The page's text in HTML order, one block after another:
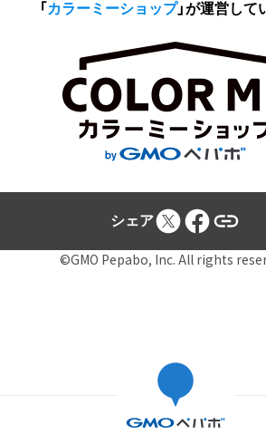
「 カラーミーショップ」が運営して
シェア
©GMO Pepabo, Inc. All rights